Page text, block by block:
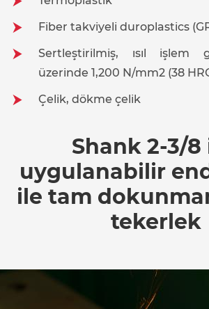
Fiber takviyeli duroplastics
Sertleştirilmiş, ısıl işlem
üzerinde 1,200 N/mm2 (38
Çelik, dökme çelik
Shank 2-3/8
uygulanabilir
ile tam
tekerlek